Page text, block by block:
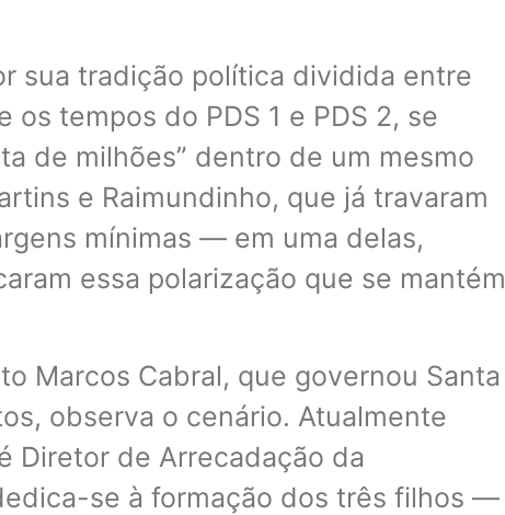
sua tradição política dividida entre
tempos do PDS 1 e PDS 2, se
de milhões” dentro de um mesmo
e Raimundinho, que já travaram
mínimas — em uma delas,
essa polarização que se mantém
Marcos Cabral, que governou Santa
observa o cenário. Atualmente
Diretor de Arrecadação da
se à formação dos três filhos —